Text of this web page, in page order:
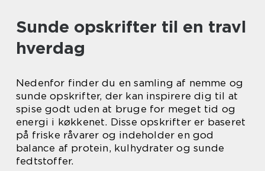
Sunde opskrifter til en travl
hverdag
Nedenfor finder du en samling af nemme og
sunde opskrifter, der kan inspirere dig til at
spise godt uden at bruge for meget tid og
energi i køkkenet. Disse opskrifter er baseret
på friske råvarer og indeholder en god
balance af protein, kulhydrater og sunde
fedtstoffer.